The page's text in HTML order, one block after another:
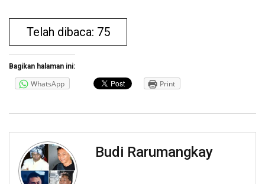
Telah dibaca: 75
Bagikan halaman ini:
WhatsApp Print
Budi Rarumangkay